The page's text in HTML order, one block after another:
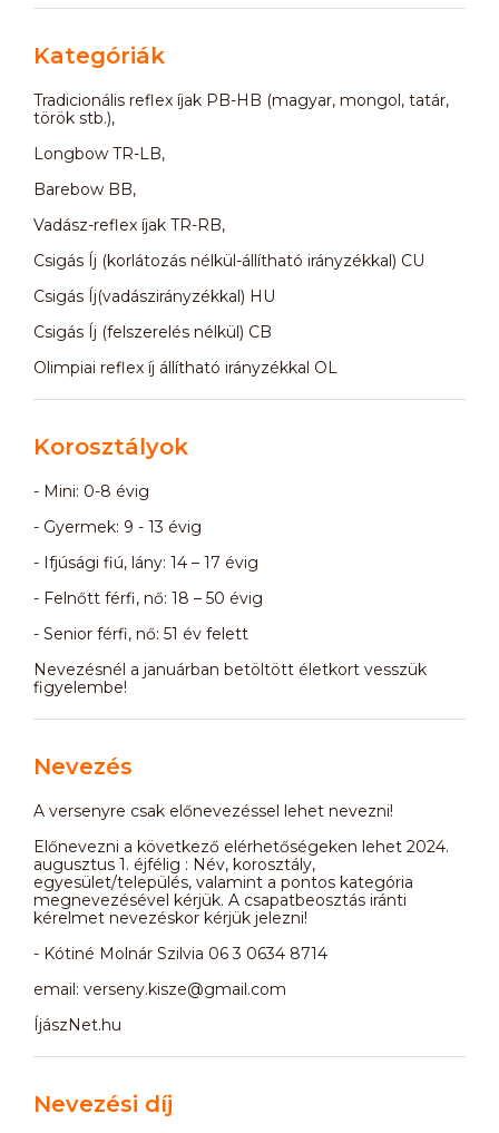
Kategóriák
Tradicionális reflex íjak PB-HB (magyar, mongol, tatár,
török stb.),
Longbow TR-LB,
Barebow BB,
Vadász-reflex íjak TR-RB,
Csigás Íj (korlátozás nélkül-állítható irányzékkal) CU
Csigás Íj(vadászirányzékkal) HU
Csigás Íj (felszerelés nélkül) CB
Olimpiai reflex íj állítható irányzékkal OL
Korosztályok
- Mini: 0-8 évig
- Gyermek: 9 - 13 évig
- Ifjúsági fiú, lány: 14 – 17 évig
- Felnőtt férfi, nő: 18 – 50 évig
- Senior férfi, nő: 51 év felett
Nevezésnél a januárban betöltött életkort vesszük
figyelembe!
Nevezés
A versenyre csak előnevezéssel lehet nevezni!
Előnevezni a következő elérhetőségeken lehet 2024.
augusztus 1. éjfélig : Név, korosztály,
egyesület/település, valamint a pontos kategória
megnevezésével kérjük. A csapatbeosztás iránti
kérelmet nevezéskor kérjük jelezni!
- Kótiné Molnár Szilvia 06 3 0634 8714
email: verseny.kisze@gmail.com
ÍjászNet.hu
Nevezési díj